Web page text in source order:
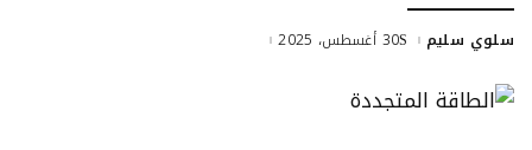
سلوي سليم 30 أغسطس، 2025